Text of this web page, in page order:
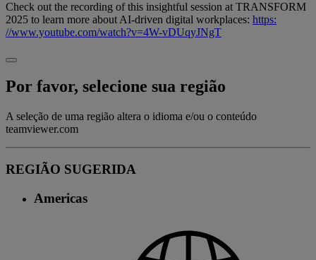
Check out the recording of this insightful session at TRANSFORM
2025 to learn more about AI-driven digital workplaces: https:
//www.youtube.com/watch?v=4W-vDUqyJNgT
Por favor, selecione sua região
A seleção de uma região altera o idioma e/ou o conteúdo
teamviewer.com
REGIÃO SUGERIDA
Americas